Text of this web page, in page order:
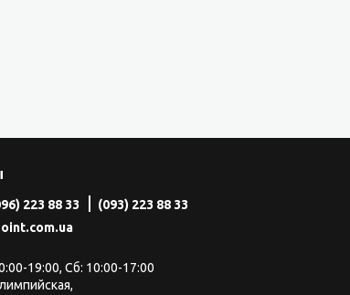
223 88 33
(093) 223 88 33
19:00, Сб: 10:00-17:00